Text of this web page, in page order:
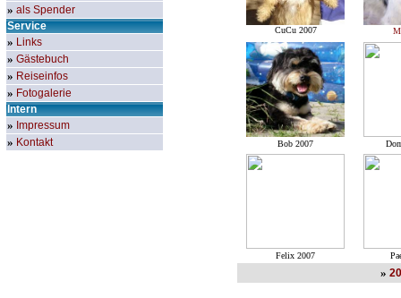
» als Spender
Service
» Links
» Gästebuch
» Reiseinfos
» Fotogalerie
Intern
» Impressum
» Kontakt
CuCu 2007
Bob 2007
Felix 2007
»